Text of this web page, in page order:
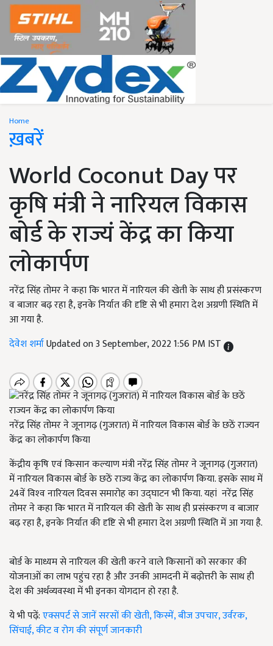
Home
ख़बरें
World Coconut Day पर
कृषि मंत्री ने नारियल विकास
बोर्ड के राज्यं केंद्र का किया
लोकार्पण
नरेंद्र सिंह तोमर ने कहा कि भारत में नारियल की खेती के साथ ही प्रसंस्करण
व बाजार बढ़ रहा है, इनके निर्यात की दृष्टि से भी हमारा देश अग्रणी स्थिति में
आ गया है.
देवेश शर्माUpdated on 3 September, 2022 1:56 PM IST
नरेंद्र सिंह तोमर ने जूनागढ़ (गुजरात) में नारियल विकास बोर्ड के छठें राज्यन
केंद्र का लोकार्पण किया
केंद्रीय कृषि एवं किसान कल्‍याण मंत्री नरेंद्र सिंह तोमर ने जूनागढ़ (गुजरात)
में नारियल विकास बोर्ड के छठें राज्‍य केंद्र का लोकार्पण किया. इसके साथ में
24वें विश्‍व नारियल दिवस समारोह का उद्घाटन भी किया. यहां नरेंद्र सिंह
तोमर ने कहा कि भारत में नारियल की खेती के साथ ही प्रसंस्करण व बाजार
बढ़ रहा है, इनके निर्यात की दृष्टि से भी हमारा देश अग्रणी स्थिति में आ गया है.
बोर्ड के माध्यम से नारियल की खेती करने वाले किसानों को सरकार की
योजनाओं का लाभ पहुंच रहा है और उनकी आमदनी में बढ़ोत्तरी के साथ ही
देश की अर्थव्यवस्था में भी इनका योगदान हो रहा है.
ये भी पढ़ें:एक्सपर्ट से जानें सरसों की खेती, किस्में, बीज उपचार, उर्वरक,
सिंचाई, कीट व रोग की संपूर्ण जानकारी